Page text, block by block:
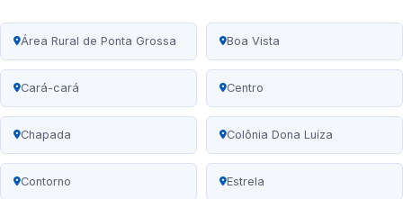
Área Rural de Ponta Grossa Boa Vista
Cará-cará Centro
Chapada Colônia Dona Luíza
Contorno Estrela